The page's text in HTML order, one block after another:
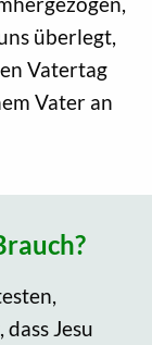
überlegt,
Vatertag
Vater an
Jesu